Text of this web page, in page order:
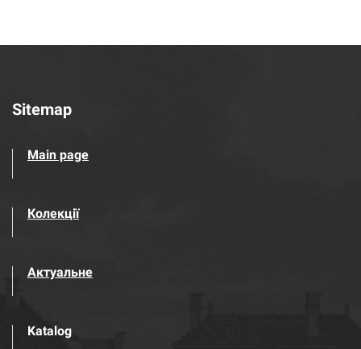
Sitemap
Main page
Колекції
Актуальне
Katalog